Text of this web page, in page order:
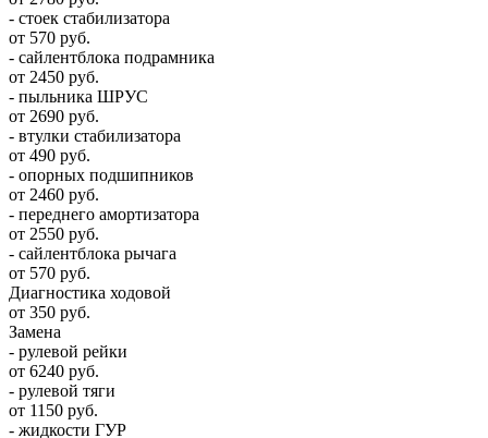
- стоек стабилизатора
от 570 руб.
- сайлентблока подрамника
от 2450 руб.
- пыльника ШРУС
от 2690 руб.
- втулки стабилизатора
от 490 руб.
- опорных подшипников
от 2460 руб.
- переднего амортизатора
от 2550 руб.
- сайлентблока рычага
от 570 руб.
Диагностика ходовой
от 350 руб.
Замена
- рулевой рейки
от 6240 руб.
- рулевой тяги
от 1150 руб.
- жидкости ГУР